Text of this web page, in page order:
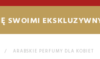
SWOIMI
> ARABSKIE PERFUMY DLA KOBIET